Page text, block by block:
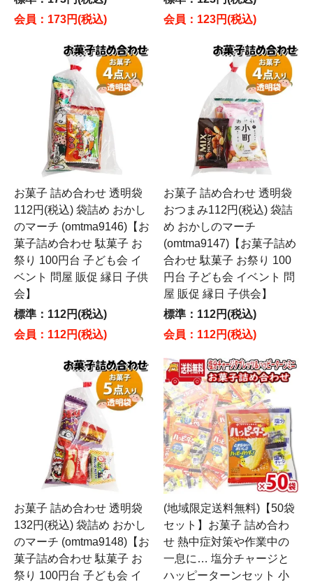
会員：173円(税込)
会員：123円(税込)
お菓子 詰め合わせ 透明袋
112円(税込) 袋詰め おかし
のマーチ (omtma9146)【お
菓子詰め合わせ 駄菓子 お
祭り 100円台 子ども会 イ
ベント 問屋 販促 縁日 子供
会】
標準：112円(税込)
会員：112円(税込)
お菓子 詰め合わせ 透明袋
おつまみ112円(税込) 袋詰
め おかしのマーチ
(omtma9147)【お菓子詰め
合わせ 駄菓子 お祭り 100
円台 子ども会 イベント 問
屋 販促 縁日 子供会】
標準：112円(税込)
会員：112円(税込)
お菓子 詰め合わせ 透明袋
132円(税込) 袋詰め おかし
のマーチ (omtma9148)【お
菓子詰め合わせ 駄菓子 お
祭り 100円台 子ども会 イ
(地域限定送料無料)【50袋
セット】お菓子 詰め合わ
せ 熱中症対策や作業中の
一息に… 塩分チャージと
ハッピーターンセット 小